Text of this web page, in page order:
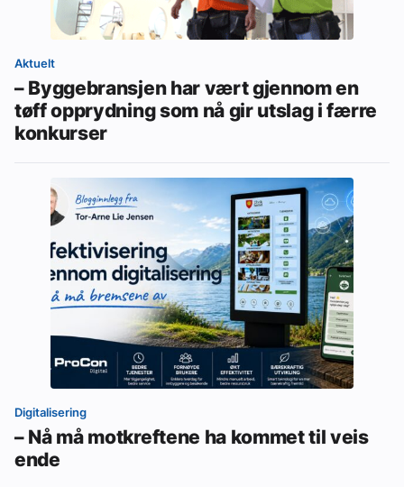
Aktuelt
– Byggebransjen har vært gjennom en
tøff opprydning som nå gir utslag i færre
konkurser
Digitalisering
– Nå må motkreftene ha kommet til veis
ende